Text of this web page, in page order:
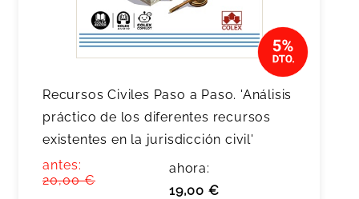
Recursos Civiles Paso a Paso. 'Análisis
práctico de los diferentes recursos
existentes en la jurisdicción civil'
antes:
20,00 €
ahora:
19,00 €